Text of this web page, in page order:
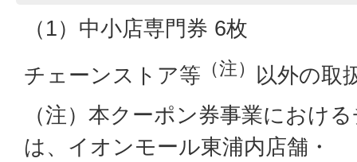
（1）中小店専門券 6枚
チェーンストア等 （注）
以外の取
（注）本クーポン券事業におけ
は、イオンモール東浦内店舗・